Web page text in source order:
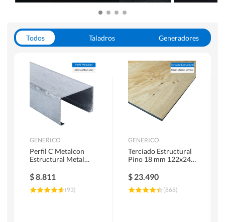
Todos Taladros
Generadores
Herramientas Manuales
Sierras Circulares
GENERICO
Perfil C Metalcon
Estructural Metal
$8.811
(93)
GENERICO
Terciado Estructural
Pino 18 mm 122x244
$ 23.490
(868)